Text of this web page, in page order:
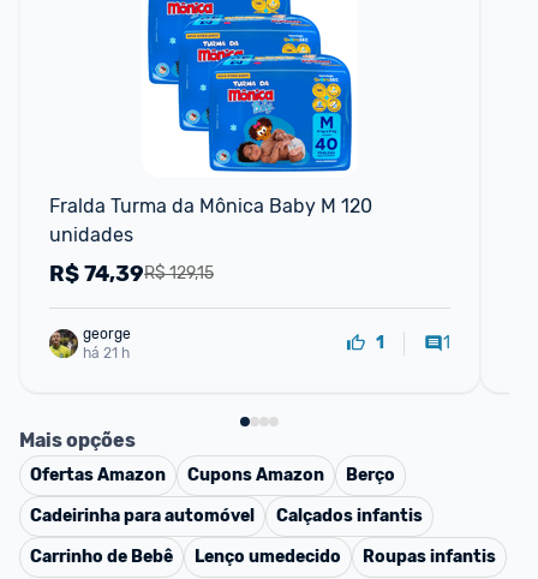
Fralda Turma da Mônica Baby M 120
unidades
R$ 129,15
R$74,39
george
há 21 h
1 1
Mais opções
OfertasAmazon CuponsAmazon
Berço
Cadeirinha para automóvel
Calçados infantis
Carrinho de Bebê
Lenço umedecido Roupas infantis